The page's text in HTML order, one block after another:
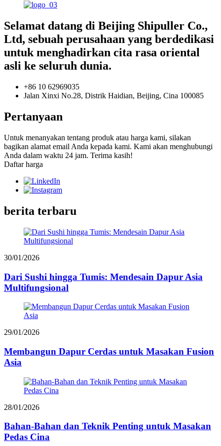
Selamat datang di Beijing Shipuller Co.,
Ltd, sebuah perusahaan yang berdedikasi
untuk menghadirkan cita rasa oriental
asli ke seluruh dunia.
+86 10 62969035
Jalan Xinxi No.28, Distrik Haidian, Beijing, Cina 100085
Pertanyaan
Untuk menanyakan tentang produk atau harga kami, silakan
bagikan alamat email Anda kepada kami. Kami akan menghubungi
Anda dalam waktu 24 jam. Terima kasih!
Daftar harga
berita terbaru
30/01/2026
Dari Sushi hingga Tumis: Mendesain Dapur Asia
Multifungsional
29/01/2026
Membangun Dapur Cerdas untuk Masakan Fusion
Asia
28/01/2026
Bahan-Bahan dan Teknik Penting untuk Masakan
Pedas Cina